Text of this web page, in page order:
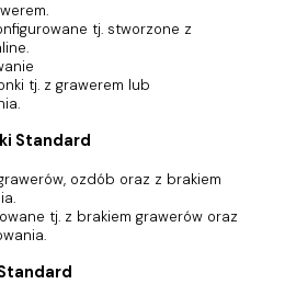
tj. stworzone z
tj. z grawerem lub
Standard
ozdób oraz z brakiem
tj. z brakiem grawerów oraz